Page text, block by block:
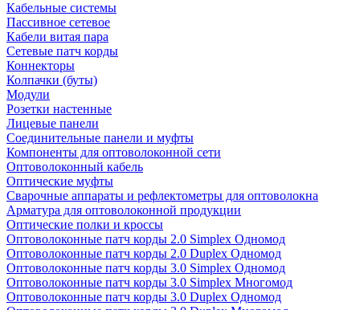
Кабельные системы
Пассивное сетевое
Кабели витая пара
Сетевые патч корды
Коннекторы
Колпачки (буты)
Модули
Розетки настенные
Лицевые панели
Соединительные панели и муфты
Компоненты для оптоволоконной сети
Оптоволоконный кабель
Оптические муфты
Сварочные аппараты и рефлектометры для оптоволокна
Арматура для оптоволоконной продукции
Оптические полки и кроссы
Оптоволоконные патч корды 2.0 Simplex Одномод
Оптоволоконные патч корды 2.0 Duplex Одномод
Оптоволоконные патч корды 3.0 Simplex Одномод
Оптоволоконные патч корды 3.0 Simplex Многомод
Оптоволоконные патч корды 3.0 Duplex Одномод